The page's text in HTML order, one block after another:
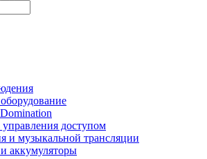
доступом
и музыкальной трансляции
аккумуляторы